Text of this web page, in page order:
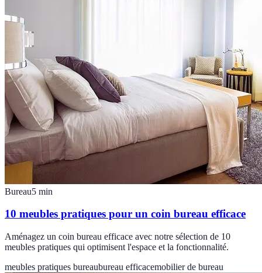
Bureau5 min
10 meubles pratiques pour un coin bureau efficace
Aménagez un coin bureau efficace avec notre sélection de 10
meubles pratiques qui optimisent l'espace et la fonctionnalité.
meubles pratiques bureaubureau efficacemobilier de bureau